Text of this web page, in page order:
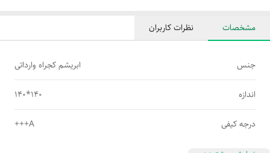
مشخصات نظرات کاربران
جنس ابریشم کجراه وارداتی
اندازه 140*140
درجه کیفی A+++